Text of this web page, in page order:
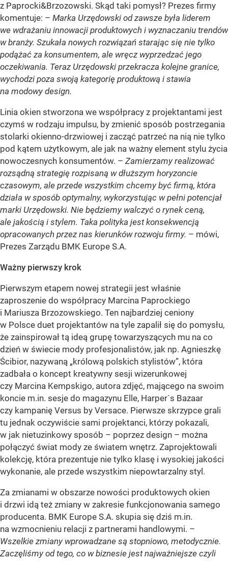
z Paprocki&Brzozowski. Skąd taki pomysł? Prezes firmy
komentuje: – Marka Urzędowski od zawsze była liderem
we wdrażaniu innowacji produktowych i wyznaczaniu trendów
w branży. Szukała nowych rozwiązań starając się nie tylko
podążać za konsumentem, ale wręcz wyprzedzać jego
oczekiwania. Teraz Urzędowski przekracza kolejne granice,
wychodzi poza swoją kategorię produktową i stawia
na modowy design.
Linia okien stworzona we współpracy z projektantami jest
czymś w rodzaju impulsu, by zmienić sposób postrzegania
stolarki okienno-drzwiowej i zacząć patrzeć na nią nie tylko
pod kątem użytkowym, ale jak na ważny element stylu życia
nowoczesnych konsumentów. – Zamierzamy realizować
rozsądną strategię rozpisaną w dłuższym horyzoncie
czasowym, ale przede wszystkim chcemy być firmą, która
działa w sposób optymalny, wykorzystując w pełni potencjał
marki Urzędowski. Nie będziemy walczyć o rynek ceną,
ale jakością i stylem. Taka polityka jest konsekwencją
opracowanych przez nas kierunków rozwoju firmy. – mówi,
Prezes Zarządu BMK Europe S.A.
Ważny pierwszy krok
Pierwszym etapem nowej strategii jest właśnie
zaproszenie do współpracy Marcina Paprockiego
i Mariusza Brzozowskiego. Ten najbardziej ceniony
w Polsce duet projektantów na tyle zapalił się do pomysłu,
że zainspirował tą ideą grupę towarzyszących mu na co
dzień w świecie mody profesjonalistów, jak np. Agnieszkę
Ścibior, nazywaną „królową polskich stylistów”, która
zadbała o koncept kreatywny sesji wizerunkowej
czy Marcina Kempskigo, autora zdjęć, mającego na swoim
koncie m.in. sesje do magazynu Elle, Harper`s Bazaar
czy kampanię Versus by Versace. Pierwsze skrzypce grali
tu jednak oczywiście sami projektanci, którzy pokazali,
w jak nietuzinkowy sposób – poprzez design – można
połączyć świat mody ze światem wnętrz. Zaprojektowali
kolekcję, która prezentuje nie tylko klasę i wysokiej jakości
wykonanie, ale przede wszystkim niepowtarzalny styl.
Za zmianami w obszarze nowości produktowych okien
i drzwi idą też zmiany w zakresie funkcjonowania samego
producenta. BMK Europe S.A. skupia się dziś m.in.
na wzmocnieniu relacji z partnerami handlowymi. –
Wszelkie zmiany wprowadzane są stopniowo, metodycznie.
Zaczęliśmy od tego, co w biznesie jest najważniejsze czyli